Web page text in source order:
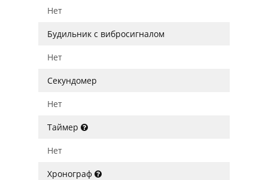
Нет
Будильник с вибросигналом
Нет
Секундомер
Нет
Таймер
Нет
Хронограф